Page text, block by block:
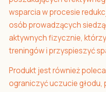
wsparcia w procesie
osób prowadzących
aktywnych fizycznie,
treningów i przyspieszyć
Produkt jest również
ograniczyć uczucie głodu,